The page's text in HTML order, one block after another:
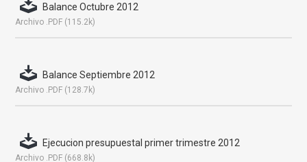
Balance Octubre 2012
Archivo .PDF (115.2k)
Balance Septiembre 2012
Archivo .PDF (128.7k)
Ejecucion presupuestal primer trimestre 2012
Archivo .PDF (668.8k)